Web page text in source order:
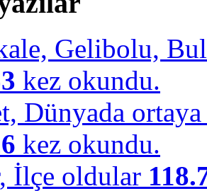
Gelibolu,
kez okundu.
Dünyada
kez okundu.
İlçe oldular